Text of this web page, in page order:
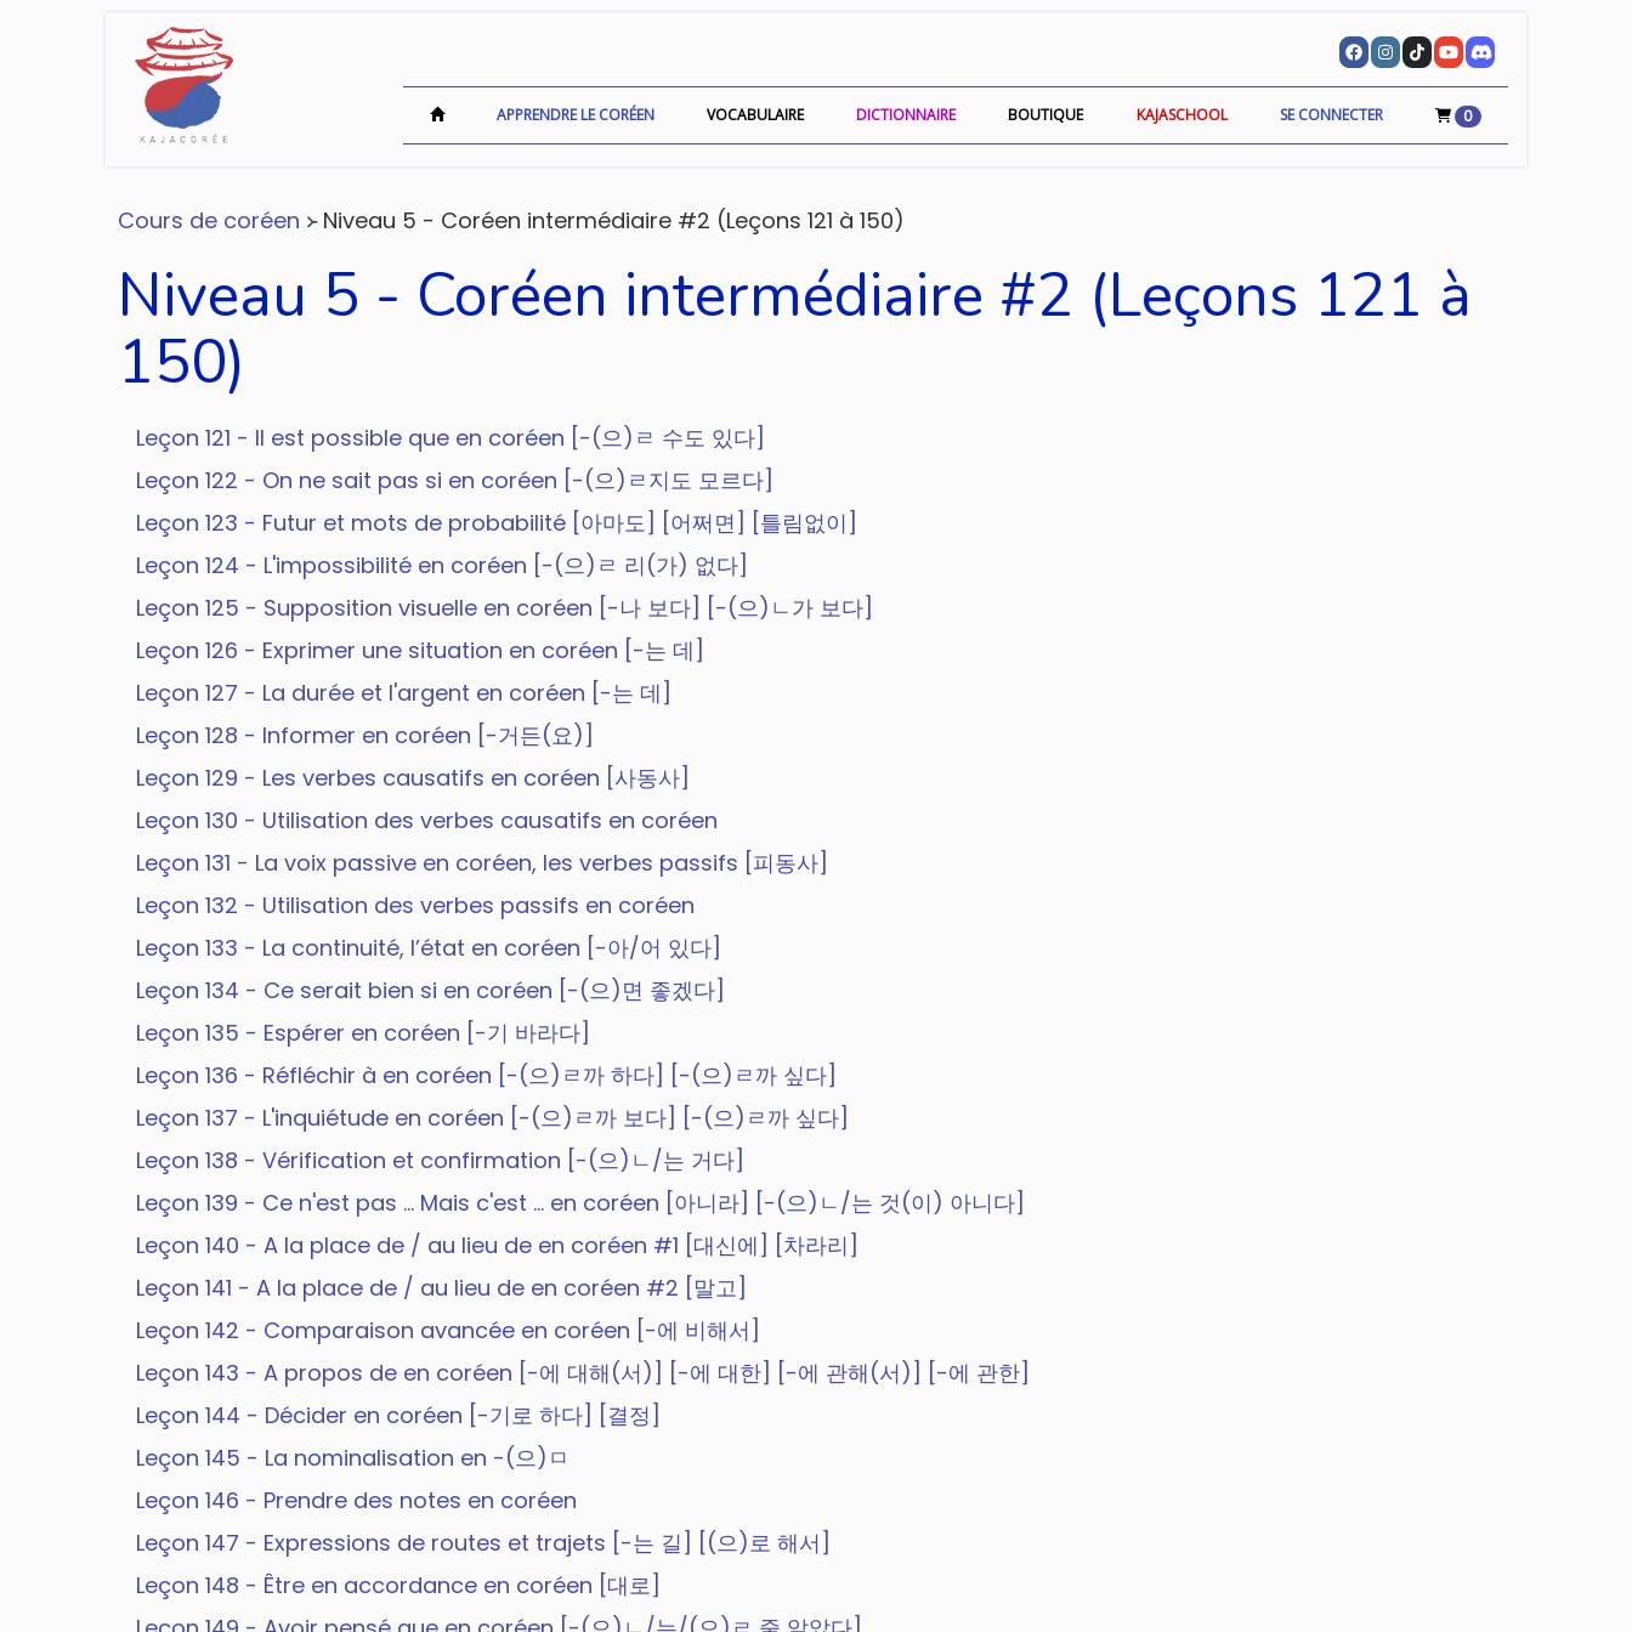
0
SE CONNECTER
KAJASCHOOL
BOUTIQUE
DICTIONNAIRE
VOCABULAIRE
APPRENDRE LE CORÉEN
Cours de coréen ᚛ Niveau 5 - Coréen intermédiaire #2 (Leçons 121 à 150)
Niveau 5 - Coréen intermédiaire #2 (Leçons 121 à
150)
Leçon 121 - Il est possible que en coréen [-(으)ㄹ 수도 있다]
Leçon 122 - On ne sait pas si en coréen [-(으)ㄹ지도 모르다]
Leçon 123 - Futur et mots de probabilité [아마도] [어쩌면] [틀림없이]
Leçon 124 - L'impossibilité en coréen [-(으)ㄹ 리(가) 없다]
Leçon 125 - Supposition visuelle en coréen [-나 보다] [-(으)ㄴ가 보다]
Leçon 126 - Exprimer une situation en coréen [-는 데]
Leçon 127 - La durée et l'argent en coréen [-는 데]
Leçon 128 - Informer en coréen [-거든(요)]
Leçon 129 - Les verbes causatifs en coréen [사동사]
Leçon 130 - Utilisation des verbes causatifs en coréen
Leçon 131 - La voix passive en coréen, les verbes passifs [피동사]
Leçon 132 - Utilisation des verbes passifs en coréen
Leçon 133 - La continuité, l’état en coréen [-아/어 있다]
Leçon 134 - Ce serait bien si en coréen [-(으)면 좋겠다]
Leçon 135 - Espérer en coréen [-기 바라다]
Leçon 136 - Réfléchir à en coréen [-(으)ㄹ까 하다] [-(으)ㄹ까 싶다]
Leçon 137 - L'inquiétude en coréen [-(으)ㄹ까 보다] [-(으)ㄹ까 싶다]
Leçon 138 - Vérification et confirmation [-(으)ㄴ/는 거다]
Leçon 139 - Ce n'est pas ... Mais c'est ... en coréen [아니라] [-(으)ㄴ/는 것(이) 아니다]
Leçon 140 - A la place de / au lieu de en coréen #1 [대신에] [차라리]
Leçon 141 - A la place de / au lieu de en coréen #2 [말고]
Leçon 142 - Comparaison avancée en coréen [-에 비해서]
Leçon 143 - A propos de en coréen [-에 대해(서)] [-에 대한] [-에 관해(서)] [-에 관한]
Leçon 144 - Décider en coréen [-기로 하다] [결정]
Leçon 145 - La nominalisation en -(으)ㅁ
Leçon 146 - Prendre des notes en coréen
Leçon 147 - Expressions de routes et trajets [-는 길] [(으)로 해서]
Leçon 148 - Être en accordance en coréen [대로]